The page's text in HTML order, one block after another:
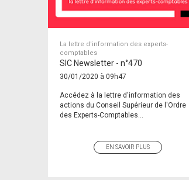
La lettre d'information des experts-
comptables
SIC Newsletter - n°470
30/01/2020 à 09h47
Accédez à la lettre d'information des
actions du Conseil Supérieur de l'Ordre
des Experts-Comptables...
EN SAVOIR PLUS